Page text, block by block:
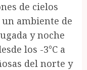
de cielos
ambiente de
y noche
los -3°C a
del norte y